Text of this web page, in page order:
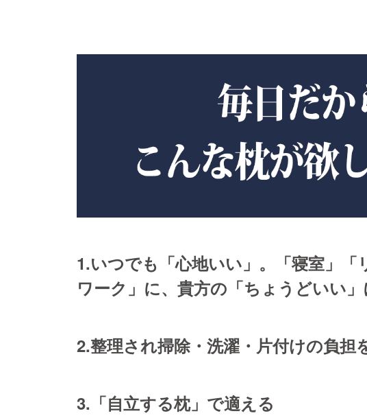
1.いつでも「心地いい」。「寝室」「
ワーク」に、貴方の「ちょうどいい
2.整理され掃除・洗濯・片付けの負担
3.「自立する枕」で適える